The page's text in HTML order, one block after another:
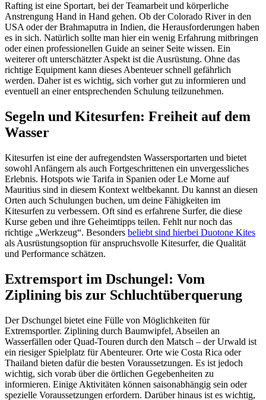
Rafting ist eine Sportart, bei der Teamarbeit und körperliche
Anstrengung Hand in Hand gehen. Ob der Colorado River in den
USA oder der Brahmaputra in Indien, die Herausforderungen haben
es in sich. Natürlich sollte man hier ein wenig Erfahrung mitbringen
oder einen professionellen Guide an seiner Seite wissen. Ein
weiterer oft unterschätzter Aspekt ist die Ausrüstung. Ohne das
richtige Equipment kann dieses Abenteuer schnell gefährlich
werden. Daher ist es wichtig, sich vorher gut zu informieren und
eventuell an einer entsprechenden Schulung teilzunehmen.
Segeln und Kitesurfen: Freiheit auf dem
Wasser
Kitesurfen ist eine der aufregendsten Wassersportarten und bietet
sowohl Anfängern als auch Fortgeschrittenen ein unvergessliches
Erlebnis. Hotspots wie Tarifa in Spanien oder Le Morne auf
Mauritius sind in diesem Kontext weltbekannt. Du kannst an diesen
Orten auch Schulungen buchen, um deine Fähigkeiten im
Kitesurfen zu verbessern. Oft sind es erfahrene Surfer, die diese
Kurse geben und ihre Geheimtipps teilen. Fehlt nur noch das
richtige „Werkzeug“. Besonders beliebt sind hierbei Duotone Kites
als Ausrüstungsoption für anspruchsvolle Kitesurfer, die Qualität
und Performance schätzen.
Extremsport im Dschungel: Vom
Ziplining bis zur Schluchtüberquerung
Der Dschungel bietet eine Fülle von Möglichkeiten für
Extremsportler. Ziplining durch Baumwipfel, Abseilen an
Wasserfällen oder Quad-Touren durch den Matsch – der Urwald ist
ein riesiger Spielplatz für Abenteurer. Orte wie Costa Rica oder
Thailand bieten dafür die besten Voraussetzungen. Es ist jedoch
wichtig, sich vorab über die örtlichen Gegebenheiten zu
informieren. Einige Aktivitäten können saisonabhängig sein oder
spezielle Voraussetzungen erfordern. Darüber hinaus ist es wichtig,